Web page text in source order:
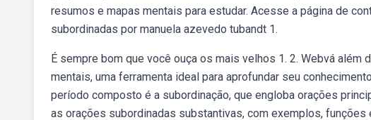
resumos e mapas mentais para estudar. Acesse a página de
subordinadas por manuela azevedo tubandt 1.
É sempre bom que você ouça os mais velhos 1. 2. Webvá
mentais, uma ferramenta ideal para aprofundar seu
período composto é a subordinação, que engloba orações
as orações subordinadas substantivas, com exemplos,